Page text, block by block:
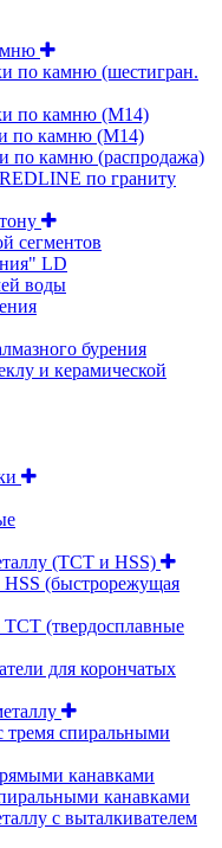
по камню (шестигран.
по камню (M14)
по камню (M14)
по камню (распродажа)
по граниту
сегментов
LD
воды
бурения
и керамической
(TCT и HSS)
HSS (быстрорежущая
(твердосплавные
для корончатых
тремя спиральными
канавками
канавками
c выталкивателем